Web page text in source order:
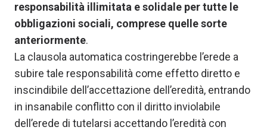
responsabilità illimitata e solidale per tutte le
obbligazioni sociali, comprese quelle sorte
anteriormente.
La clausola automatica costringerebbe l’erede a
subire tale responsabilità come effetto diretto e
inscindibile dell’accettazione dell’eredità, entrando
in insanabile conflitto con il diritto inviolabile
dell’erede di tutelarsi accettando l’eredità con